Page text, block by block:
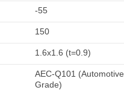
-55
150
1.6x1.6 (t=0.9)
AEC-Q101 (Automotive
Grade)